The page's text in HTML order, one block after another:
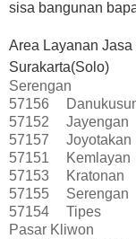
sisa bangunan
Area Layanan
Surakarta(Solo)
Serengan
57156
57152
Jayengan
57157
Joyotakan
57151
Kemlayan
57153
Kratonan
57155
Serengan
57154
Tipes
Pasar Kliwon